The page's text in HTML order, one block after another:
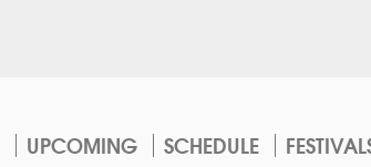
UPCOMING SCHEDULE